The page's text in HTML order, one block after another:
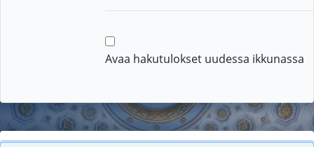
Avaa hakutulokset uudessa ikkunassa